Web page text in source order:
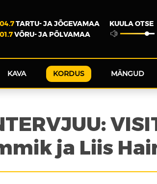
TARTU- JA JÕGEVAMAA
VÕRU- JA PÕLVAMAA
KUULA OTSE
KAVA KORDUS MÄNGUD
ja Liis